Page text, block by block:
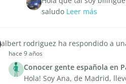
saludo Leer más
albert rodriguez ha respondido a
hace 9 años
Conocer gente española en
Hola! Soy Ana, de Madrid,